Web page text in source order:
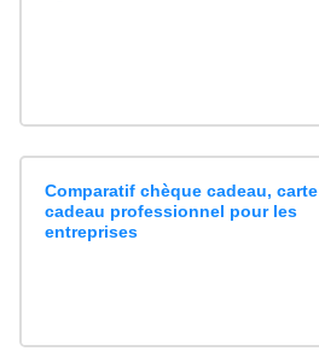
Comparatif chèque cadeau, carte
cadeau professionnel pour les
entreprises